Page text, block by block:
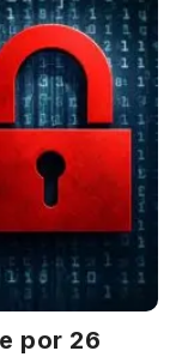
por 26